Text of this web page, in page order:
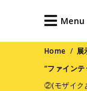
Menu
Home / 展
“ファインテ
②(モザイク